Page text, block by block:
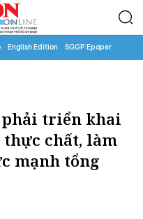
English Edition SGGP Epaper
phải triển khai
chất, làm
mạnh tổng